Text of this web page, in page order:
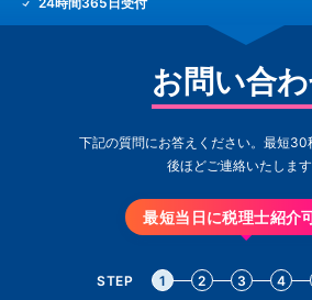
お問い合
下記の質問にお答えください。最短30
後ほどご連絡いたします
最短当日に税理士紹介
STEP 1 2 3 4